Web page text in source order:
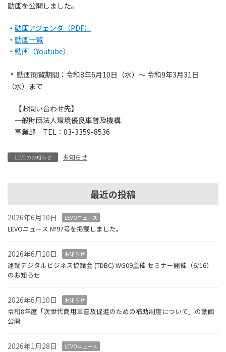
動画を公開しました。
・ 動画アジェンダ（PDF）
・ 動画一覧
・ 動画（Youtube）
・ 動画閲覧期間：令和8年6月10日（水）～ 令和9年3月31日
（水）まで
【お問い合わせ先】
一般財団法人環境優良車普及機構
事業部 TEL：03-3359-8536
LEVOのお知らせ お知らせ
最近の投稿
2026年6月10日 LEVOニュース
LEVOニュース №97号を掲載しました。
2026年6月10日 お知らせ
運輸デジタルビジネス協議会 (TDBC) WG09主催 セミナー開催（6/16）
のお知らせ
2026年6月10日 お知らせ
令和8年度「次世代商用車普及促進のための補助制度について」の動画
公開
2026年1月28日 LEVOニュース